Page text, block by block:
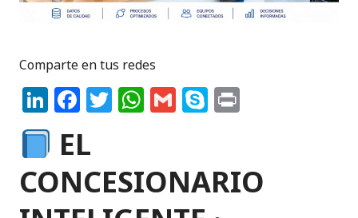
Comparte en tus redes
Li
n
k
e
dI
F
a
c
e
b
T
te
r
W
ts
A
G
l
S
p
e
t
EL
CONCESIONARIO